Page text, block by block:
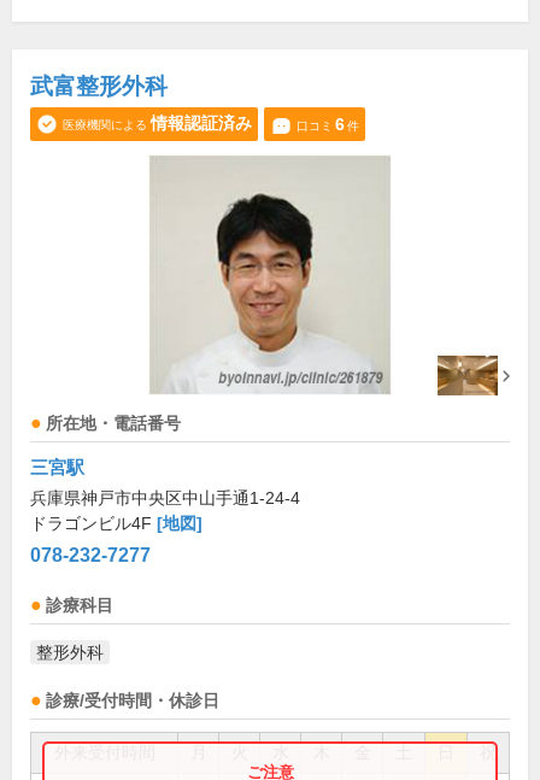
武富整形外科
医療機関による 情報認証済み 口コミ 6件
所在地・電話番号
三宮駅
兵庫県神戸市中央区中山手通1-24-4
ドラゴンビル4F [地図]
078-232-7277
診療科目
整形外科
診療/受付時間・休診日
祝